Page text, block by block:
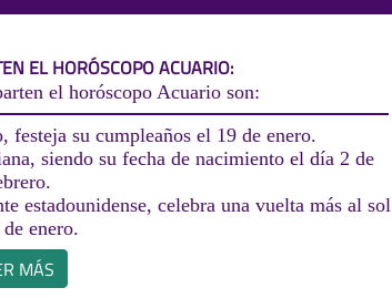
EL HORÓSCOPO ACUARIO:
el horóscopo Acuario son:
festeja su cumpleaños el 19 de enero.
siendo su fecha de nacimiento el día 2 de
estadounidense, celebra una vuelta más al sol
enero.
MÁS